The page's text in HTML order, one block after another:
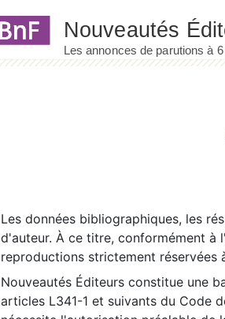
Les données bibliographiques, les
d'auteur. À ce titre, conformément à
reproductions strictement réservées
Nouveautés Éditeurs constitue une
articles L341-1 et suivants du Code